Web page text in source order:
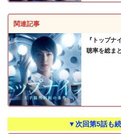
関連記事
『トップナ
聴率を総ま
▼次回第5話も